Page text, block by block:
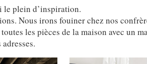
le plein d’inspiration.
Nous irons fouiner chez nos
les pièces de la maison avec un